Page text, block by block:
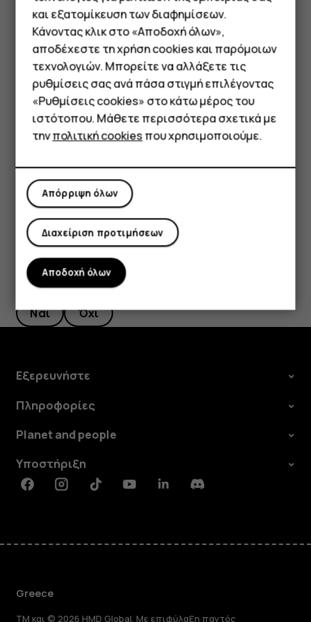
Smartphone
Τηλέφωνα απλής χρήσης
Tablet
ΠατήστεΕπαφές.
Πατήστεsearch.
Φιλτράρισμα της λίστας επαφών σας
ΠατήστεΕπαφές >menu > Ρυθμίσεις , πατήστε
Ταξινόμηση κατάήΜορφή ονόματοςστη Λίστα επαφών.
Εισαγωγή ή εξαγωγή επαφών
ΠατήστεΕπαφές>menu>settingsΡυθμίσεις>Εισαγωγή/
Εξαγωγή.
Το βρήκατε χρήσιμο;
Ναι Όχι
Εξερευνήστε
Πληροφορίες
Planet and people
Υποστήριξη
FacebookInstagramTiktokYoutubeLinkedinDiscord
Greece
TM και © 2026 HMD Global. Με επιφύλαξη παντός
και εξατομίκευση των διαφημίσεων.
Κάνοντας κλικ στο «Αποδοχή όλων»,
αποδέχεστε τη χρήση cookies και παρόμοιων
τεχνολογιών. Μπορείτε να αλλάξετε τις
ρυθμίσεις σας ανά πάσα στιγμή επιλέγοντας
«Ρυθμίσεις cookies» στο κάτω μέρος του
ιστότοπου. Μάθετε περισσότερα σχετικά με
τηνπολιτική cookiesπου χρησιμοποιούμε.
Απόρριψη όλων
Διαχείριση προτιμήσεων
Αποδοχή όλων